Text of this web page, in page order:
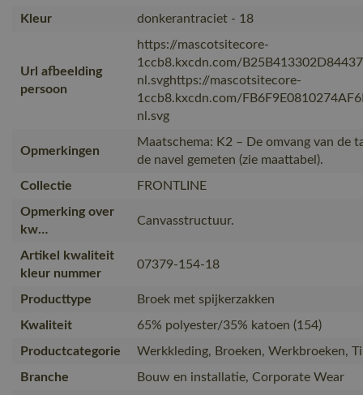
Kleur donkerantraciet - 18
Url afbeelding
persoon
https://mascotsitecore-
1ccb8.kxcdn.com/
nl.svghttps://mascotsitecore-
1ccb8.kxcdn.com/
nl.svg
Opmerkingen
Maatschema: K2 – De omvang van de
de navel gemeten (zie maattabel).
Collectie
FRONTLINE
Opmerking over
kw…
Canvasstructuur.
Artikel kwaliteit
kleur nummer
07379-154-18
Producttype
Broek met spijkerzakken
Kwaliteit
65% polyester/35% katoen (154)
Productcategorie
Werkkleding, Broeken, Werkbroeken,
Branche
Bouw en installatie, Corporate Wear